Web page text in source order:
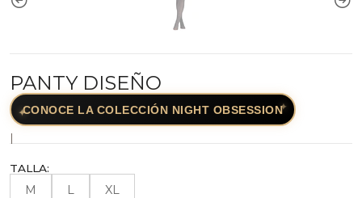
PANTY DISEÑO
✦
✦CONOCE LA COLECCIÓN NIGHT OBSESSION
|
TALLA:
M L XL